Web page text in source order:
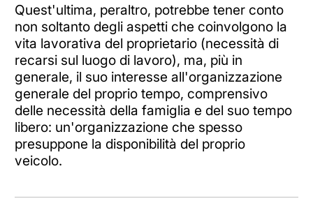
Quest'ultima, peraltro, potrebbe tener conto
non soltanto degli aspetti che coinvolgono la
vita lavorativa del proprietario (necessità di
recarsi sul luogo di lavoro), ma, più in
generale, il suo interesse all'organizzazione
generale del proprio tempo, comprensivo
delle necessità della famiglia e del suo tempo
libero: un'organizzazione che spesso
presuppone la disponibilità del proprio
veicolo.